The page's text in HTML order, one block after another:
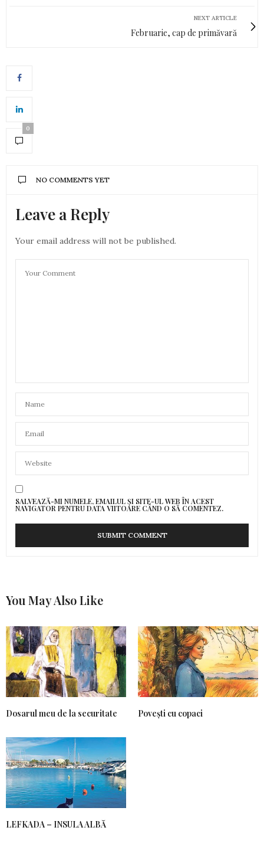
NEXT ARTICLE
Februarie, cap de primăvară
0
NO COMMENTS YET
Leave a Reply
Your email address will not be published.
SALVEAZĂ-MI NUMELE, EMAILUL ȘI SITE-UL WEB ÎN ACEST
NAVIGATOR PENTRU DATA VIITOARE CÂND O SĂ COMENTEZ.
You May Also Like
Dosarul meu de la securitate Povești cu copaci
LEFKADA – INSULA ALBĂ